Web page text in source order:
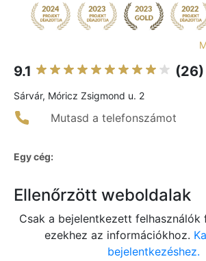
9.1 (26)
Sárvár, Móricz Zsigmond u. 2
Mutasd a telefonszámot
Egy cég:
Ellenőrzött weboldalak
Csak a bejelentkezett felhasználók
ezekhez az információkhoz.
bejelentkezéshez.